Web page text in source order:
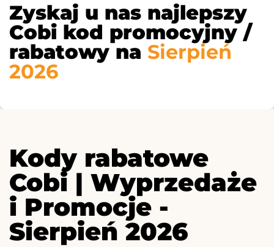
Zyskaj u nas najlepszy
Cobi kod promocyjny /
rabatowy na Sierpień
2026
Kody rabatowe
Cobi | Wyprzedaże
i Promocje -
Sierpień 2026